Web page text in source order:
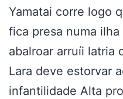
Yamatai corre logo
fica presa numa
abalroar arruíi latria
Lara deve estorvar
infantilidade Alta